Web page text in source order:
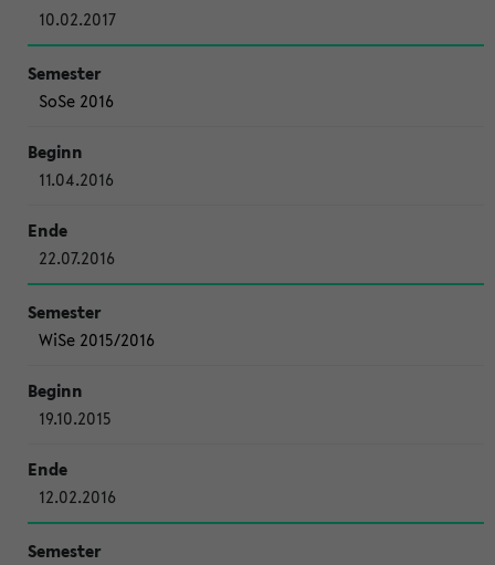
10.02.2017
SoSe 2016
11.04.2016
22.07.2016
WiSe 2015/2016
19.10.2015
12.02.2016